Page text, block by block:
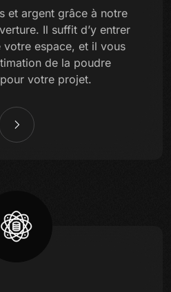
et argent grâce à notre
Il suffit d’y entrer
votre espace, et il vous
de la poudre
votre projet.